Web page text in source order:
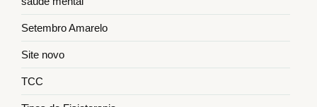
Setembro Amarelo
Site novo
TCC